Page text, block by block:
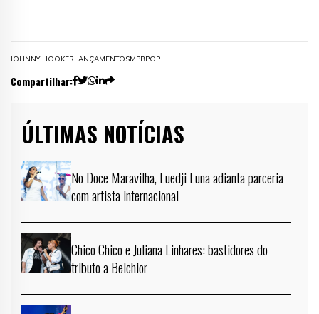
JOHNNY HOOKERLANÇAMENTOSMPBPOP
Compartilhar:
ÚLTIMAS NOTÍCIAS
No Doce Maravilha, Luedji Luna adianta parceria
com artista internacional
Chico Chico e Juliana Linhares: bastidores do
tributo a Belchior